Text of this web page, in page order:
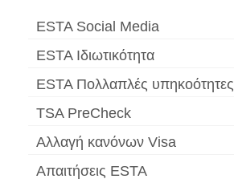
ESTA Social Media
ESTA Ιδιωτικότητα
ESTA Πολλαπλές υπηκοότητες
TSA PreCheck
Αλλαγή κανόνων Visa
Απαιτήσεις ESTA